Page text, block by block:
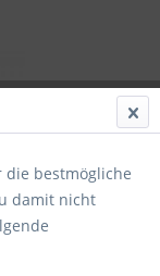
die bestmögliche
damit nicht